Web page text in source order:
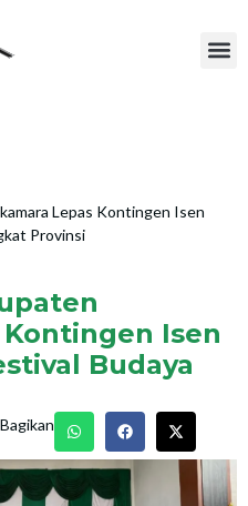
Lepas Kontingen Isen
Provinsi
Isen
Budaya
Bagikan